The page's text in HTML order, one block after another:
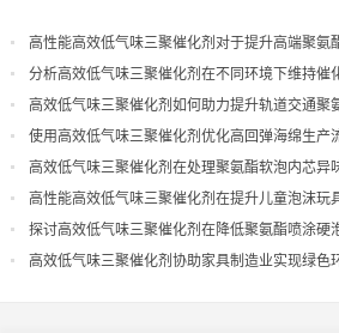
高性能高效低气味三聚催化剂对于提升高端聚氨
分析高效低气味三聚催化剂在不同环境下维持催
现
高效低气味三聚催化剂如何助力提升轨道交通聚
量
使用高效低气味三聚催化剂优化高回弹海绵生产
高效低气味三聚催化剂在处理聚氨酯软泡内芯异
导
高性能高效低气味三聚催化剂在提升儿童泡沫玩
探讨高效低气味三聚催化剂在降低聚氨酯喷涂硬
果
高效低气味三聚催化剂协助家具制造业实现绿色